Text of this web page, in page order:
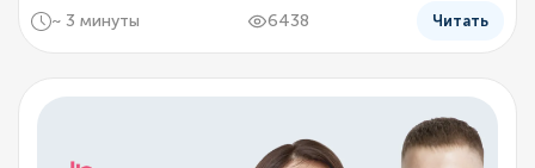
~ 3 минуты
6438 Читать